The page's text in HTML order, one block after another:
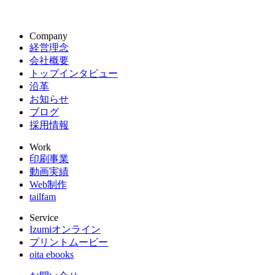
Company
経営理念
会社概要
トップインタビュー
沿革
お知らせ
ブログ
採用情報
Work
印刷事業
動画実績
Web制作
tailfam
Service
Izumiオンライン
プリントムービー
oita ebooks